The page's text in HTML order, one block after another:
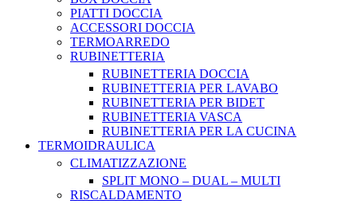
PIATTI DOCCIA
ACCESSORI DOCCIA
TERMOARREDO
RUBINETTERIA
RUBINETTERIA DOCCIA
RUBINETTERIA PER LAVABO
RUBINETTERIA PER BIDET
RUBINETTERIA VASCA
RUBINETTERIA PER LA CUCINA
TERMOIDRAULICA
CLIMATIZZAZIONE
SPLIT MONO – DUAL – MULTI
RISCALDAMENTO